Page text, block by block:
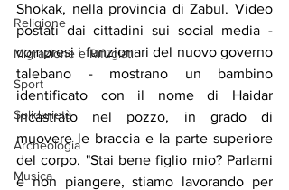
Religione
Migrazione e Rifugiati
Sport
Solidarietà
Archeologia
Musica
Shokak, nella provincia di Zabul. Video
postati dai cittadini sui social media -
compresi i funzionari del nuovo governo
talebano - mostrano un bambino
identificato con il nome di Haidar
incastrato nel pozzo, in grado di
muovere le braccia e la parte superiore
del corpo. "Stai bene figlio mio? Parlami
e non piangere, stiamo lavorando per